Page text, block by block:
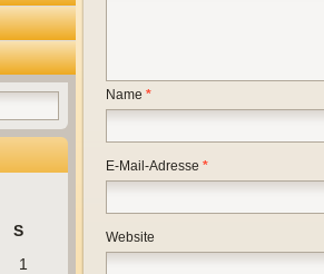
S
1
Name *
E-Mail-Adresse *
Website